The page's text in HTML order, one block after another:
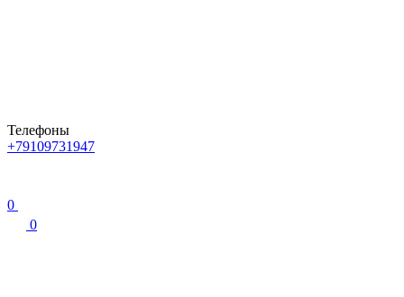
Телефоны
+79109731947
0
0